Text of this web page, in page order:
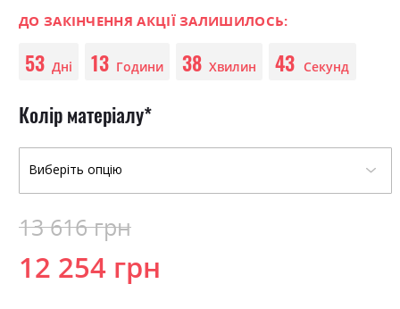
of
images
gallery
ДО ЗАКІНЧЕННЯ АКЦІЇ ЗАЛИШИЛОСЬ:
53 Дні 13 Години 38 Хвилин 43 Секунд
Колір матеріалу
12 254 грн
13 616 грн